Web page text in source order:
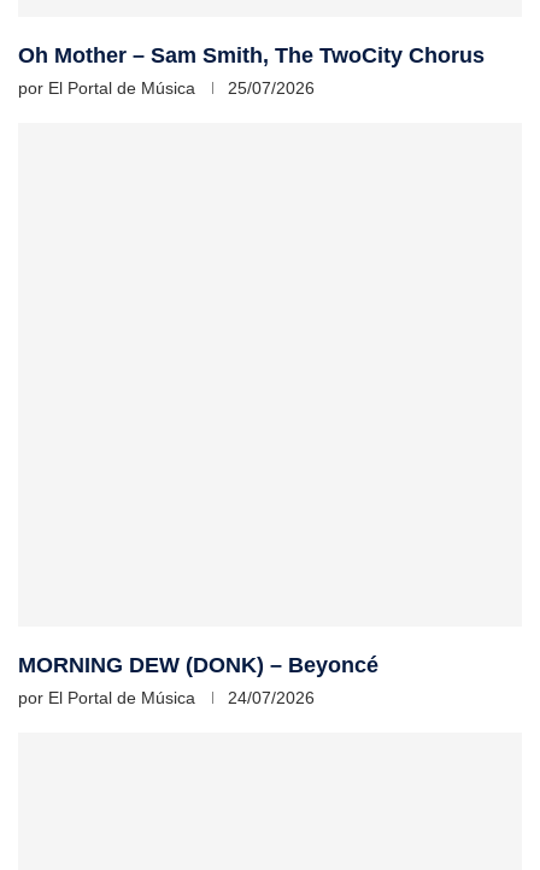
Oh Mother – Sam Smith, The TwoCity Chorus
por El Portal de Música 25/07/2026
MORNING DEW (DONK) – Beyoncé
por El Portal de Música 24/07/2026